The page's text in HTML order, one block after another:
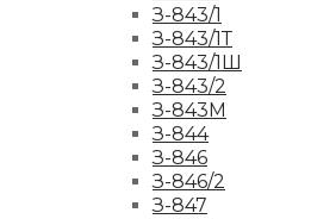
З-843/1
З-843/1Т
З-843/1Ш
З-843/2
З-843М
З-844
З-846
З-846/2
З-847